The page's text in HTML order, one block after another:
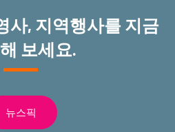
사, 지역행사를 지금
보세요.
뉴스픽